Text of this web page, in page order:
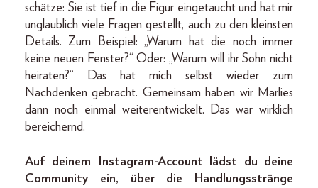
schätze: Sie ist tief in die Figur eingetaucht und hat mir
unglaublich viele Fragen gestellt, auch zu den kleinsten
Details. Zum Beispiel: „Warum hat die noch immer
keine neuen Fenster?“ Oder: „Warum will ihr Sohn nicht
heiraten?“ Das hat mich selbst wieder zum
Nachdenken gebracht. Gemeinsam haben wir Marlies
dann noch einmal weiterentwickelt. Das war wirklich
bereichernd.
Auf deinem Instagram-Account lädst du deine
Community ein, über die Handlungsstränge